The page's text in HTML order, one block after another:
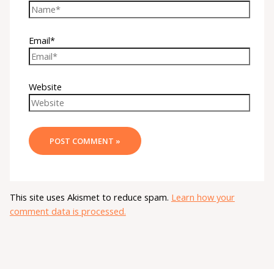
Email*
Website
This site uses Akismet to reduce spam. Learn how your
comment data is processed.